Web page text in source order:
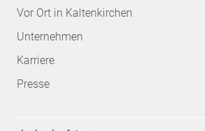
Vor Ort in Kaltenkirchen
Unternehmen
Karriere
Presse